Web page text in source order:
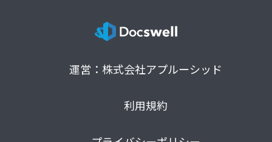
運営：株式会社アプルーシッド
利用規約